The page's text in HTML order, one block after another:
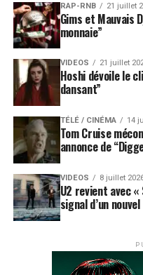
RAP-RNB 21 juillet
Gims et Mauvais
monnaie”
VIDEOS 21 juillet
Hoshi dévoile le
dansant”
TÉLÉ / CINÉMA 14
Tom Cruise
annonce de
VIDEOS 8 juillet
U2 revient avec
signal d’un